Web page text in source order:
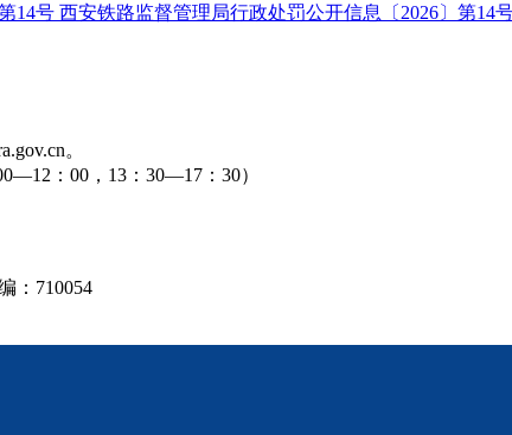
14号 西安铁路监督管理局行政处罚公开信息〔2026〕第14
。
：00，13：30—17：30）
710054